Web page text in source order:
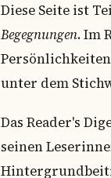
Diese Seite ist
Begegnungen. Im
unter dem
Das Reader's
seinen